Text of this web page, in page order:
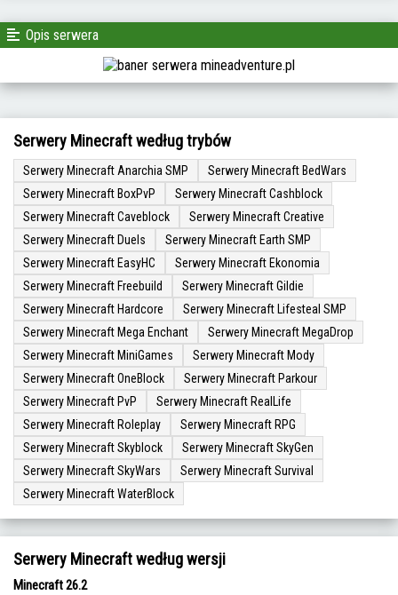
Opis serwera
Serwery Minecraft według trybów
Serwery Minecraft Anarchia SMP
Serwery Minecraft BedWars
Serwery Minecraft BoxPvP
Serwery Minecraft Cashblock
Serwery Minecraft Caveblock
Serwery Minecraft Creative
Serwery Minecraft Duels
Serwery Minecraft Earth SMP
Serwery Minecraft EasyHC
Serwery Minecraft Ekonomia
Serwery Minecraft Freebuild
Serwery Minecraft Gildie
Serwery Minecraft Hardcore
Serwery Minecraft Lifesteal SMP
Serwery Minecraft Mega Enchant
Serwery Minecraft MegaDrop
Serwery Minecraft MiniGames
Serwery Minecraft Mody
Serwery Minecraft OneBlock
Serwery Minecraft Parkour
Serwery Minecraft PvP
Serwery Minecraft RealLife
Serwery Minecraft Roleplay
Serwery Minecraft RPG
Serwery Minecraft Skyblock
Serwery Minecraft SkyGen
Serwery Minecraft SkyWars
Serwery Minecraft Survival
Serwery Minecraft WaterBlock
Serwery Minecraft według wersji
Minecraft 26.2